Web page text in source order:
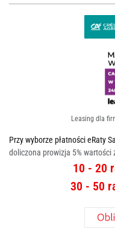
Leasing dla
Przy wyborze płatności eRaty
doliczona prowizja 5% wartości
10 - 20
30 - 50